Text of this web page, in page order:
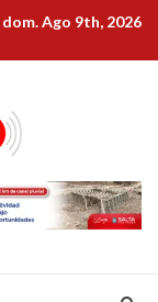
dom. Ago 9th, 2026